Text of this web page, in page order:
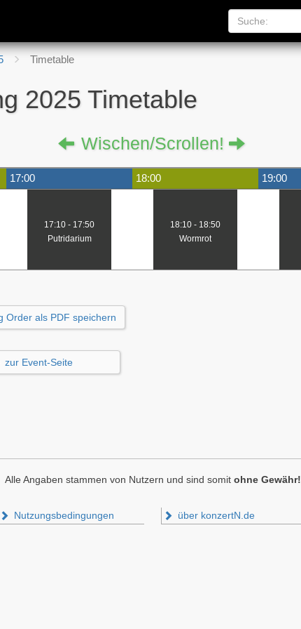
Timetable
2025 Timetable
Wischen/Scrollen!
17:00 18:00 19:00
17:10 - 17:50
Putridarium
18:10 - 18:50
Wormrot
Order als PDF speichern
zur Event-Seite
Alle Angaben stammen von Nutzern und sind somit ohne Gewähr!
Nutzungsbedingungen über konzertN.de